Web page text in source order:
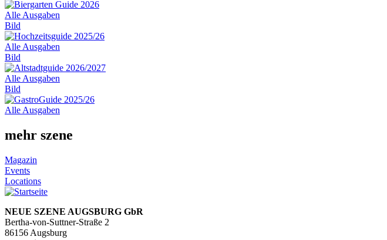
Alle Ausgaben
Bild
Alle Ausgaben
Bild
Alle Ausgaben
Bild
Alle Ausgaben
mehr szene
Magazin
Events
Locations
NEUE SZENE AUGSBURG GbR
Bertha-von-Suttner-Straße 2
86156 Augsburg